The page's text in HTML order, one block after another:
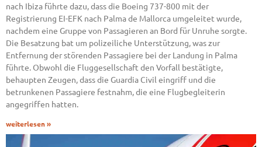
nach Ibiza führte dazu, dass die Boeing 737-800 mit der
Registrierung EI-EFK nach Palma de Mallorca umgeleitet wurde,
nachdem eine Gruppe von Passagieren an Bord für Unruhe sorgte.
Die Besatzung bat um polizeiliche Unterstützung, was zur
Entfernung der störenden Passagiere bei der Landung in Palma
führte. Obwohl die Fluggesellschaft den Vorfall bestätigte,
behaupten Zeugen, dass die Guardia Civil eingriff und die
betrunkenen Passagiere festnahm, die eine Flugbegleiterin
angegriffen hatten.
weiterlesen »